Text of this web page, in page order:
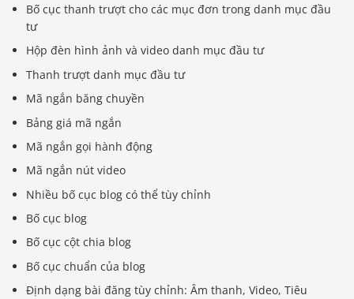
Bố cục thanh trượt cho các mục đơn trong danh mục đầu
tư
Hộp đèn hình ảnh và video danh mục đầu tư
Thanh trượt danh mục đầu tư
Mã ngắn băng chuyền
Bảng giá mã ngắn
Mã ngắn gọi hành động
Mã ngắn nút video
Nhiều bố cục blog có thể tùy chỉnh
Bố cục blog
Bố cục cột chia blog
Bố cục chuẩn của blog
Định dạng bài đăng tùy chỉnh: Âm thanh, Video, Tiêu